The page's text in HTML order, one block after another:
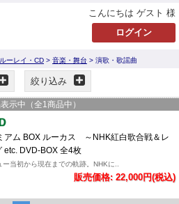
こんにちは ゲスト 様
ーレイ・CD > 音楽・舞台 > 演歌・歌謡曲
絞り込み
示中（全1 商品中）
アム BOX ルーカス ～NHK紅白歌合戦＆レ
etc. DVD-BOX 全4枚
当初から現在までの軌跡。NHKに..
販売価格: 22,000円(税込)